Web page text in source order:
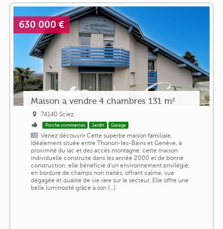
630 000 €
Maison a vendre 4 chambres 131 m²
74140 Sciez
Proche commerces Jardin Garage
Venez découvrir Cette superbe maison familiale,
Idéalement située entre Thonon-les-Bains et Genève, à
proximité du lac et des accès montagne, cette maison
individuelle construite dans les année 2000 et de bonne
construction, elle bénéficie d'un environnement privilégié,
en bordure de champs non traités, offrant calme, vue
dégagée et qualité de vie rare sur le secteur. Elle offre une
belle luminosité grâce à son [...]